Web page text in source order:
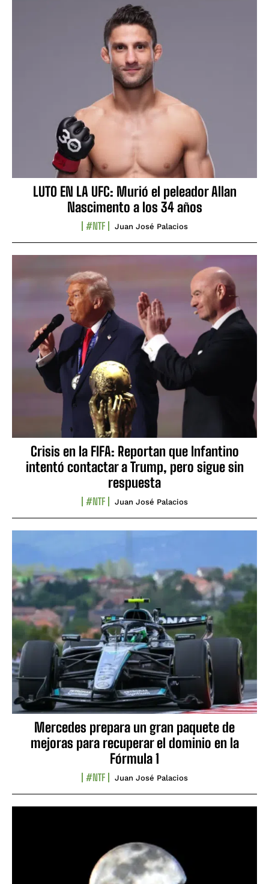
LUTO EN LA UFC: Murió el peleador Allan
Nascimento a los 34 años
#NTF Juan José Palacios
Crisis en la FIFA: Reportan que Infantino
intentó contactar a Trump, pero sigue sin
respuesta
#NTF Juan José Palacios
Mercedes prepara un gran paquete de
mejoras para recuperar el dominio en la
Fórmula 1
#NTF Juan José Palacios